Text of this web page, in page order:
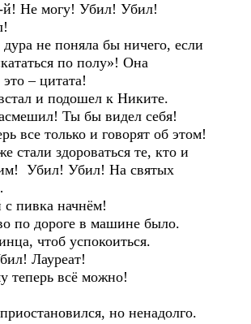
могу! Убил! Убил!
не поняла бы ничего, если
по полу»! Она
– цитата!
и подошел к Никите.
Ты бы видел себя!
все только и говорят об этом!
стали здороваться те, кто и
Убил! Убил! На святых
начнём!
дороге в машине было.
чтоб успокоиться.
Лауреат!
всё можно!
но ненадолго.